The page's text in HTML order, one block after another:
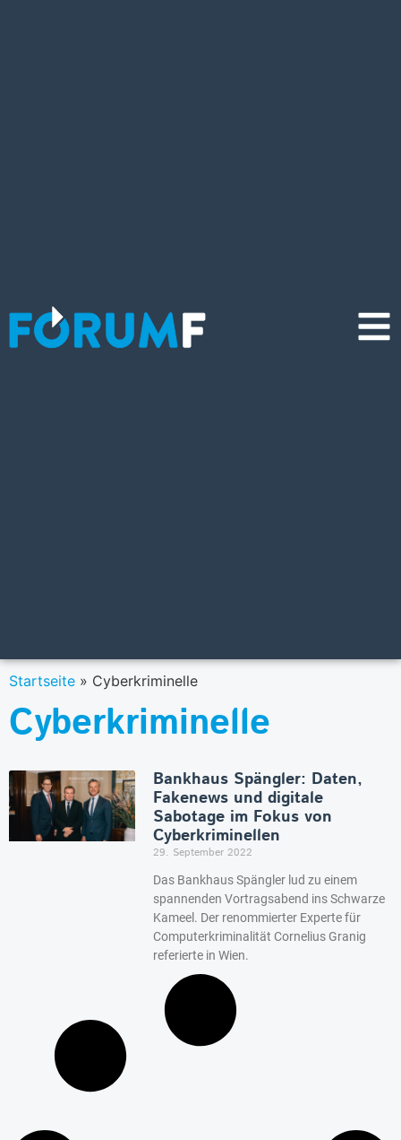
Startseite » Cyberkriminelle
Cyberkriminelle
Bankhaus Spängler: Daten,
Fakenews und digitale
Sabotage im Fokus von
Cyberkriminellen
29. September 2022
Das Bankhaus Spängler lud zu einem
spannenden Vortragsabend ins Schwarze
Kameel. Der renommierter Experte für
Computerkriminalität Cornelius Granig
referierte in Wien.